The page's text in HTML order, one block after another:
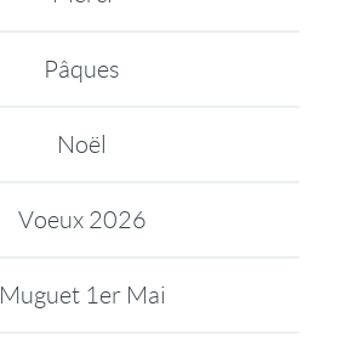
Pâques
Noël
Voeux 2026
Muguet 1er Mai